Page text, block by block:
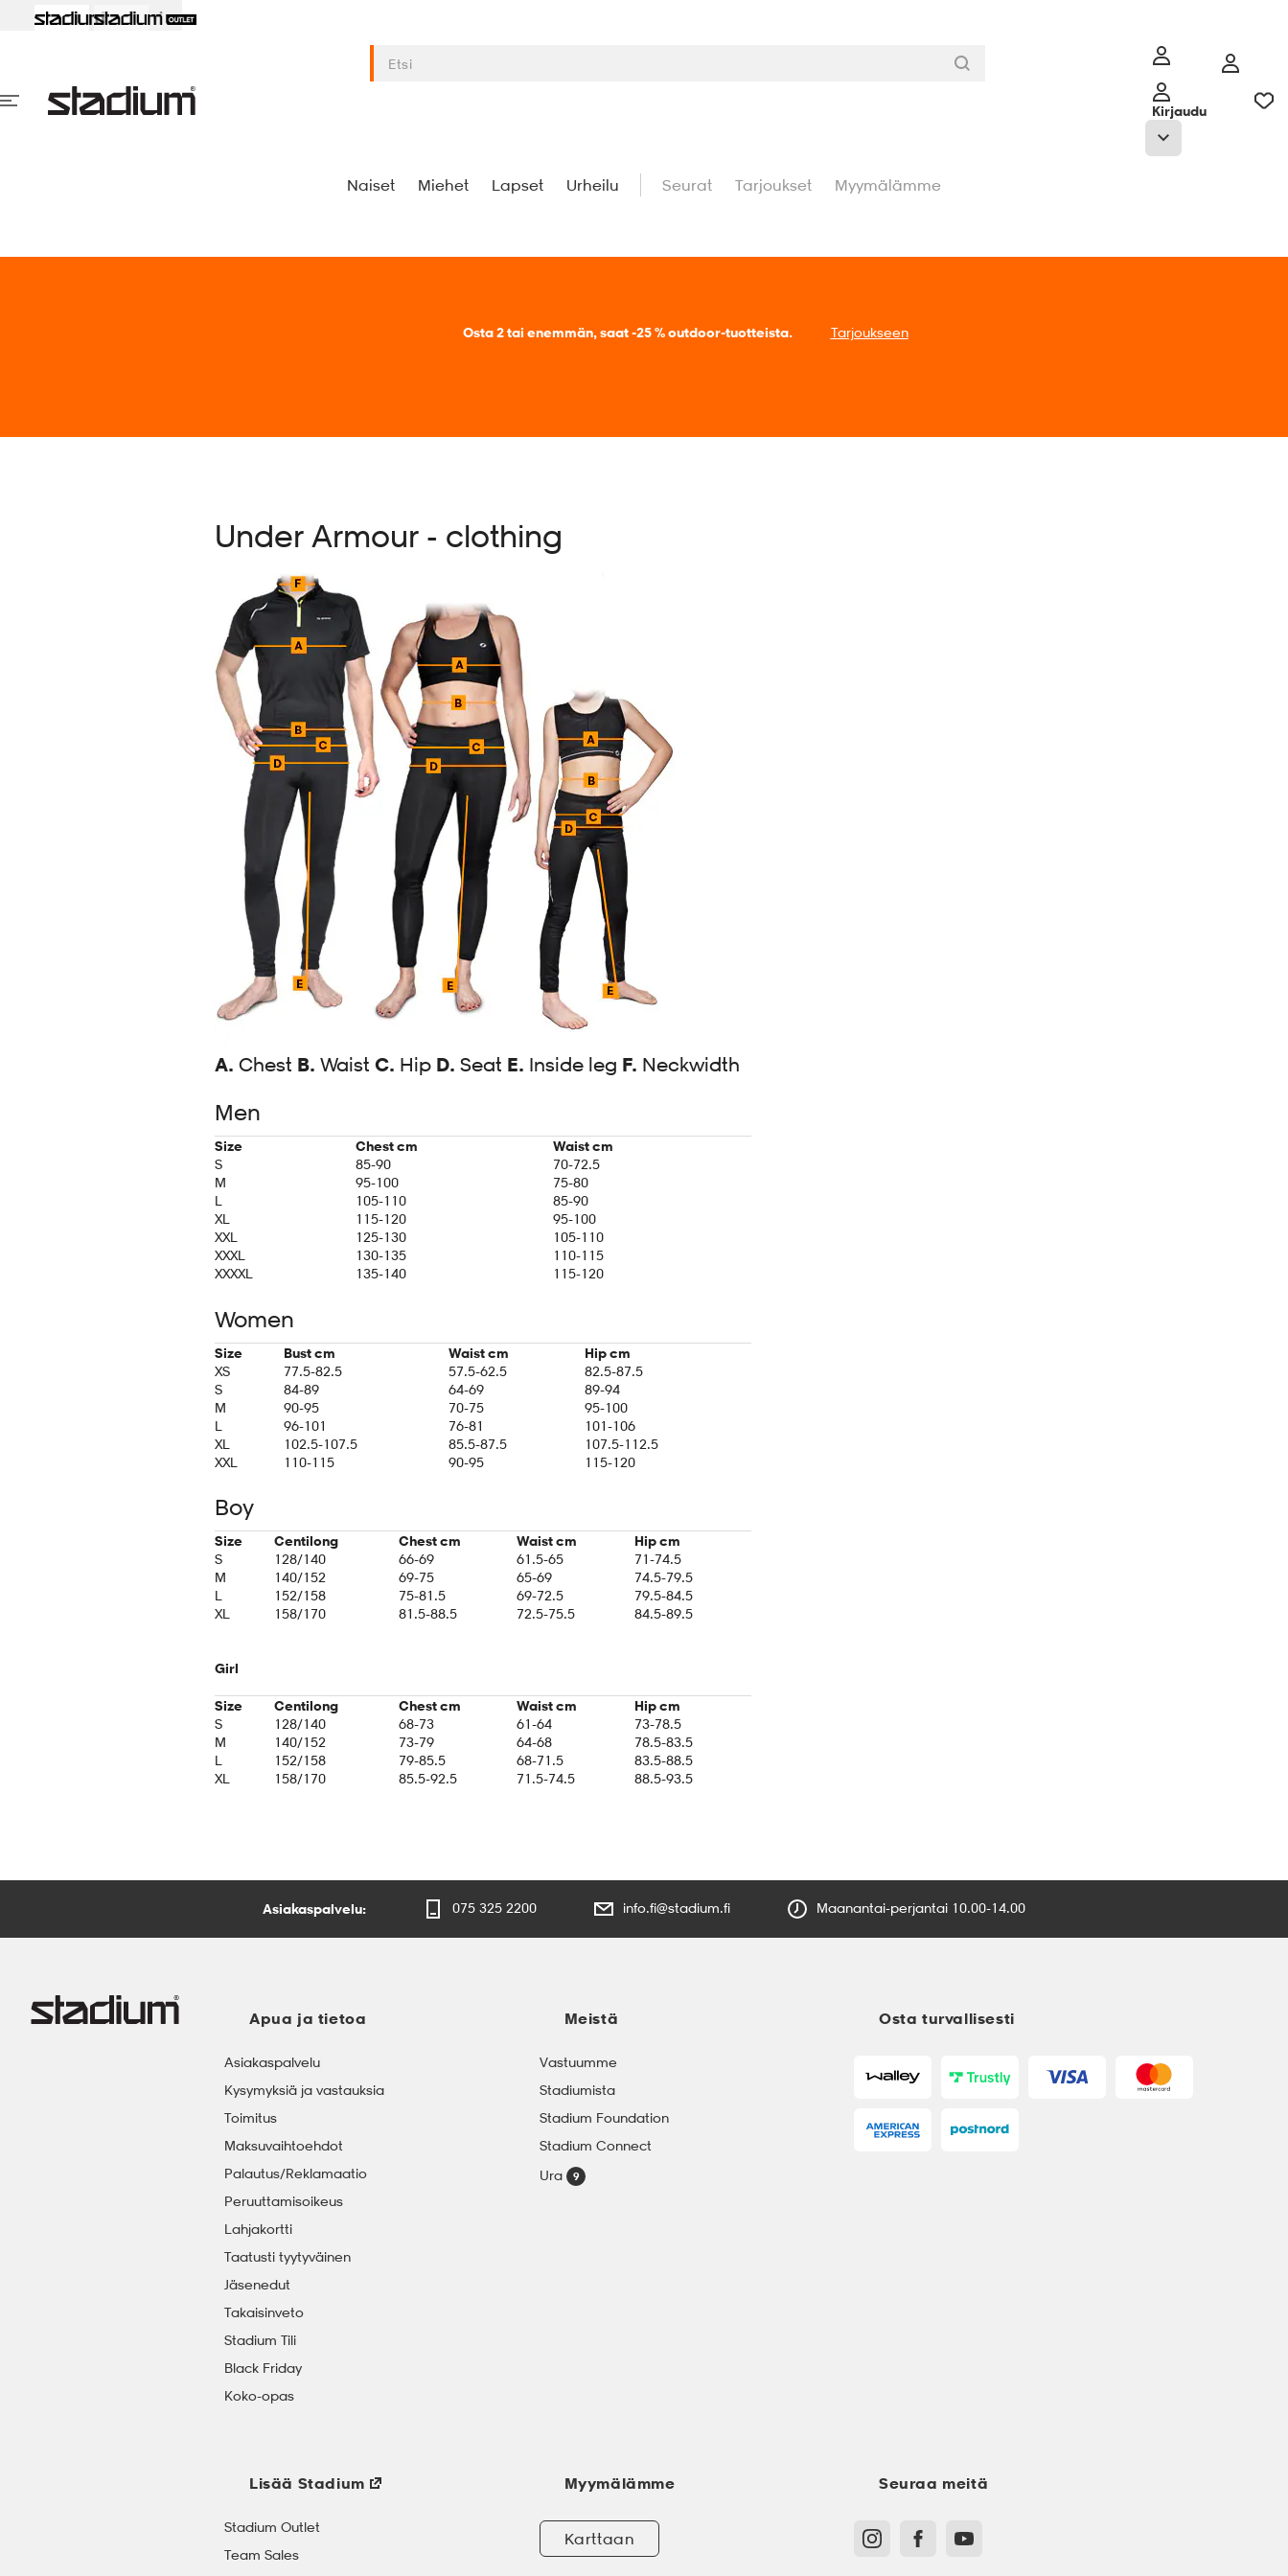
Kirjaudu
Naiset Miehet Lapset Urheilu Seurat Tarjoukset Myymälämme
Superdeals – Löydä valikoidut suosikit huippuedulliseen hintaan. Tarjoukseen
Under Armour - clothing
A. Chest B. WaistC. Hip D. Seat E. Inside leg F. Neckwidth
Men
Size Chest cm
Waist cm
S
85-90
70-72.5
M
95-100
75-80
L
105-110
85-90
XL
115-120
95-100
XXL
125-130
105-110
XXXL
130-135
110-115
XXXXL
135-140 115-120
Women
Size Bust cm Waist cm
Hip cm
XS
77.5-82.5 57.5-62.5
82.5-87.5
S
84-89 64-69
89-94
M
90-95 70-75
95-100
L
96-101 76-81
101-106
XL
102.5-107.5 85.5-87.5
107.5-112.5
XXL
110-115 90-95 115-120
Boy
Size Centilong Chest cm Waist cm
Hip cm
S
128/140 66-69 61.5-65
71-74.5
M
140/152 69-75 65-69
74.5-79.5
L
152/158 75-81.5 69-72.5
79.5-84.5
XL
158/170 81.5-88.5 72.5-75.5 84.5-89.5
Girl
Size Centilong Chest cm Waist cm
Hip cm
S
128/140 68-73 61-64
73-78.5
M
140/152 73-79 64-68
78.5-83.5
L
152/158 79-85.5 68-71.5
83.5-88.5
XL
158/170 85.5-92.5 71.5-74.5 88.5-93.5
Asiakaspalvelu: 075 325 2200 info.fi@stadium.fi Maanantai-perjantai 10.00-14.00
Apua ja tietoa
Asiakaspalvelu
Kysymyksiä ja vastauksia
Toimitus
Maksuvaihtoehdot
Palautus/Reklamaatio
Peruuttamisoikeus
Lahjakortti
Taatusti tyytyväinen
Jäsenedut
Takaisinveto
Stadium Tili
Black Friday
Koko-opas
Meistä
Vastuumme
Stadiumista
Stadium Foundation
Stadium Connect
Ura
Osta turvallisesti
Lisää Stadium
Stadium Outlet
Team Sales
Myymälämme
Karttaan
Seuraa meitä